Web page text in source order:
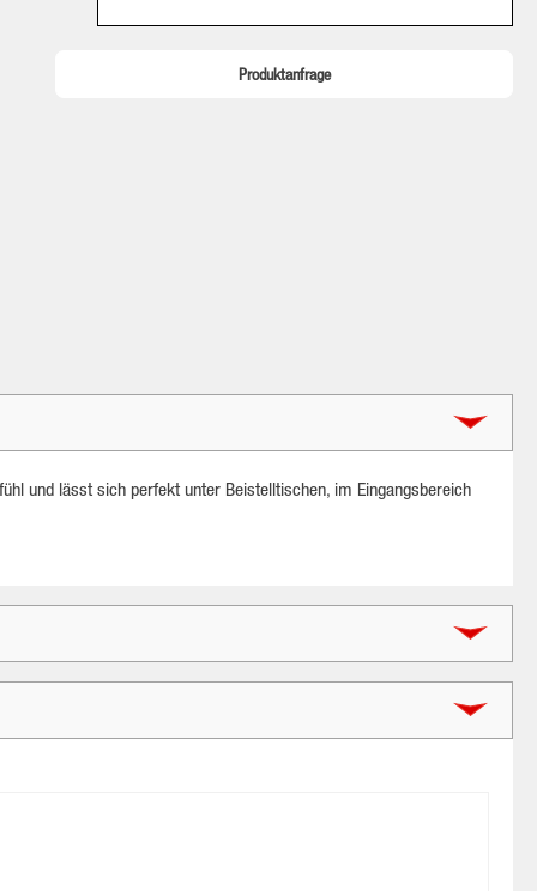
Produktanfrage
und lässt sich perfekt unter Beistelltischen, im Eingangsbereich